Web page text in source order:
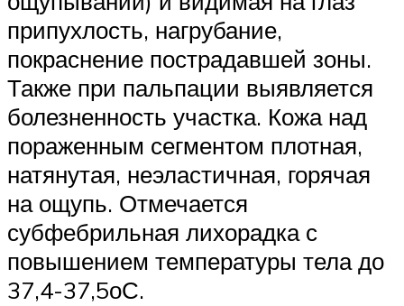
припухлость, нагрубание,
покраснение пострадавшей зоны.
Также при пальпации выявляется
болезненность участка. Кожа над
пораженным сегментом плотная,
натянутая, неэластичная, горячая
на ощупь. Отмечается
субфебрильная лихорадка с
повышением температуры тела до
37,4-37,5оС.